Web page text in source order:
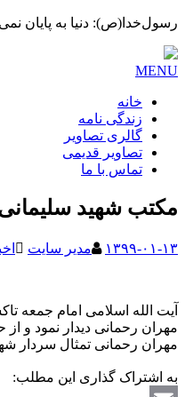
رسول‌خدا(ص): دنیا به پایان
MENU
خانه
زندگی نامه
گالری تصاویر
تصاویر قدیمی
تماس با ما
مکتب شهید
۱۳۹۹-۰۱-۱۳ مدیر سایت
آیت الله اسلامی امام جمعه
مهران رحمانی دیدار نمود و
مهران رحمانی تمثال سردار
به اشتراک گذاری این مطلب: